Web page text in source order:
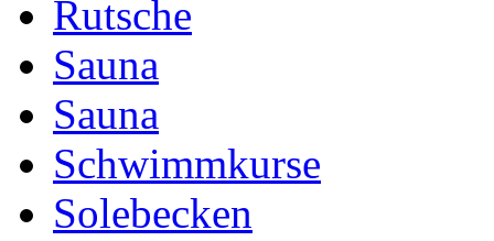
Rutsche
Sauna
Sauna
Schwimmkurse
Solebecken